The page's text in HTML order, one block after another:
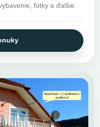
fotky a ďalšie